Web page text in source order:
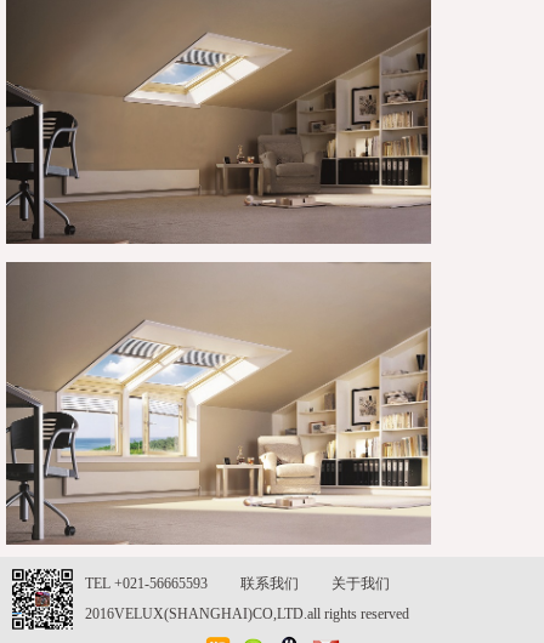
TEL +021-56665593 联系我们
关于我们
2016VELUX(SHANGHAI)CO,LTD.all rights reserved